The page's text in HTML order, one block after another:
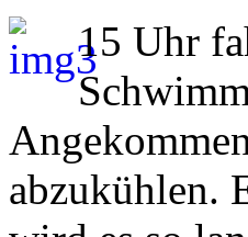
15 Uhr
abzukühlen.